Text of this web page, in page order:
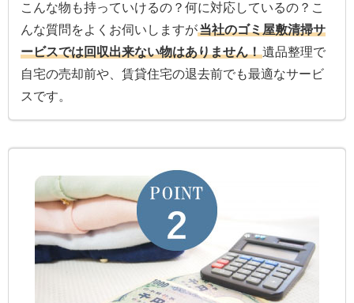
こんな物も持っていけるの？何に対応しているの？こ
んな質問をよくお伺いしますが当社のゴミ屋敷清掃サ
ービスでは回収出来ない物はありません！遺品整理で
自宅の売却前や、賃貸住宅の退去前でも最適なサービ
スです。